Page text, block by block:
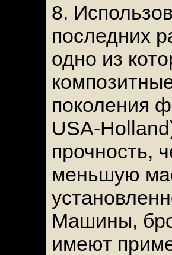
8.
последних
одно из
поколения
USA-
прочность,
меньшую
Машины,
имеют